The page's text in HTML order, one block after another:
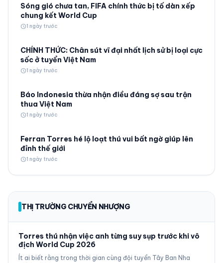
Sóng gió chưa tan, FIFA chính thức bị tố dàn xếp
chung kết World Cup
schedule1 ngày trước
CHÍNH THỨC: Chân sút vĩ đại nhất lịch sử bị loại cực
sốc ở tuyển Việt Nam
schedule1 ngày trước
Báo Indonesia thừa nhận điều đáng sợ sau trận
thua Việt Nam
schedule1 ngày trước
Ferran Torres hé lộ loạt thú vui bất ngờ giúp lên
đỉnh thế giới
schedule1 ngày trước
THỊ TRƯỜNG CHUYỂN NHƯỢNG
Torres thú nhận việc anh từng suy sụp trước khi vô
địch World Cup 2026
Ít ai biết rằng trong thời gian cùng đội tuyển Tây Ban Nha